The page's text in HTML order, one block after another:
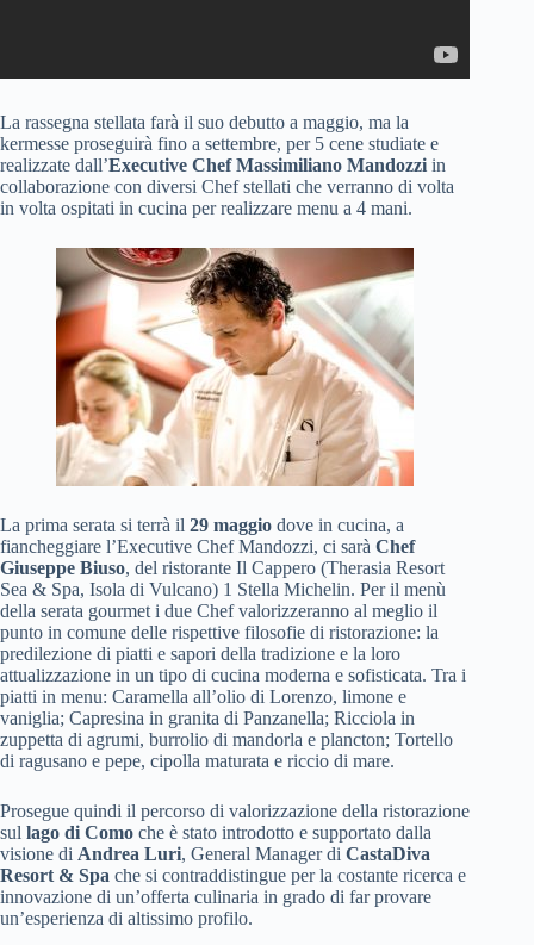
La rassegna stellata farà il suo debutto a maggio, ma la
kermesse proseguirà fino a settembre, per 5 cene studiate e
realizzate dall’Executive Chef Massimiliano Mandozzi in
collaborazione con diversi Chef stellati che verranno di volta
in volta ospitati in cucina per realizzare menu a 4 mani.
La prima serata si terrà il 29 maggio dove in cucina, a
fiancheggiare l’Executive Chef Mandozzi, ci sarà Chef
Giuseppe Biuso, del ristorante Il Cappero (Therasia Resort
Sea & Spa, Isola di Vulcano) 1 Stella Michelin. Per il menù
della serata gourmet i due Chef valorizzeranno al meglio il
punto in comune delle rispettive filosofie di ristorazione: la
predilezione di piatti e sapori della tradizione e la loro
attualizzazione in un tipo di cucina moderna e sofisticata. Tra i
piatti in menu: Caramella all’olio di Lorenzo, limone e
vaniglia; Capresina in granita di Panzanella; Ricciola in
zuppetta di agrumi, burrolio di mandorla e plancton; Tortello
di ragusano e pepe, cipolla maturata e riccio di mare.
Prosegue quindi il percorso di valorizzazione della ristorazione
sul lago di Como che è stato introdotto e supportato dalla
visione di Andrea Luri, General Manager di CastaDiva
Resort & Spa che si contraddistingue per la costante ricerca e
innovazione di un’offerta culinaria in grado di far provare
un’esperienza di altissimo profilo.